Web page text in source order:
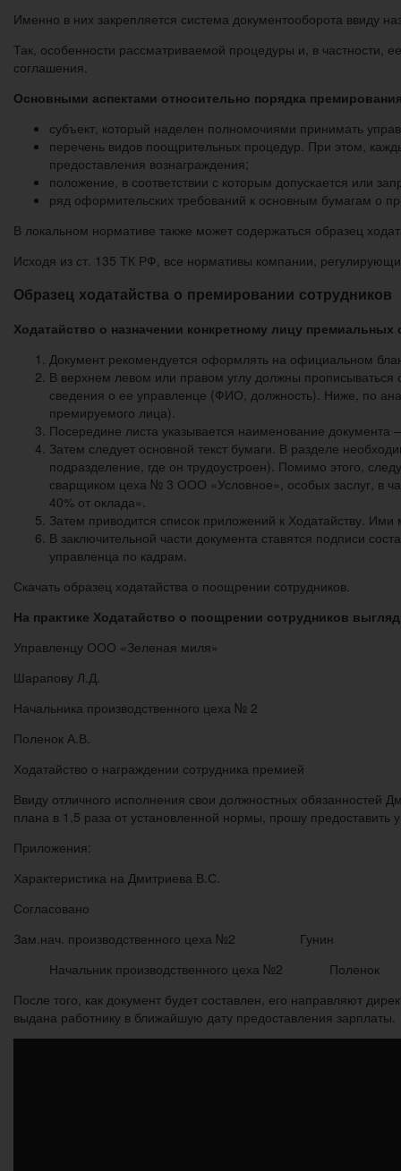
Именно в них закрепляется система документооборота ввиду
Так, особенности рассматриваемой процедуры и, в частности,
соглашения.
Основными аспектами относительно порядка
субъект, который наделен полномочиями принимать
перечень видов поощрительных процедур. При этом,
предоставления вознаграждения;
положение, в соответствии с которым допускается или
ряд оформительских требований к основным бумагам о
В локальном нормативе также может содержаться образец
Исходя из ст. 135 ТК РФ, все нормативы компании,
Образец ходатайства о премировании сотрудников
Ходатайство о назначении конкретному лицу
Документ рекомендуется оформлять на официальном
В верхнем левом или правом углу должны прописываться
сведения о ее управленце (ФИО, должность). Ниже, по
премируемого лица).
Посередине листа указывается наименование документа
Затем следует основной текст бумаги. В разделе
подразделение, где он трудоустроен). Помимо этого,
сварщиком цеха № 3 ООО «Условное», особых заслуг, в
40% от оклада».
Затем приводится список приложений к Ходатайству.
В заключительной части документа ставятся подписи
управленца по кадрам.
Скачать образец ходатайства о поощрении сотрудников.
На практике Ходатайство о поощрении сотрудников
Управленцу ООО «Зеленая миля»
Шарапову Л.Д.
Начальника производственного цеха № 2
Поленок А.В.
Ходатайство о награждении сотрудника премией
Ввиду отличного исполнения свои должностных обязанностей
плана в 1,5 раза от установленной нормы, прошу
Приложения:
Характеристика на Дмитриева В.С.
Согласовано
Зам.нач. производственного цеха №2
Начальник производственного цеха №2
После того, как документ будет составлен, его направляют
выдана работнику в ближайшую дату предоставления зарплаты.